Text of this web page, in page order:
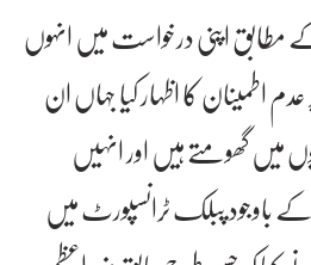
اپنی درخواست میں انہوں
اطمینان کا اظہار کیا جہاں ان
گھومتے ہیں اور انہیں
باوجود پبلک ٹرانسپورٹ میں